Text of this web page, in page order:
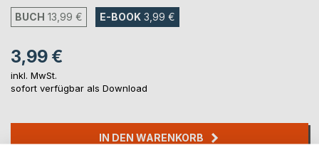
BUCH 13,99 € E-BOOK 3,99 €
3,99 €
inkl. MwSt.
sofort verfügbar als Download
IN DEN WARENKORB